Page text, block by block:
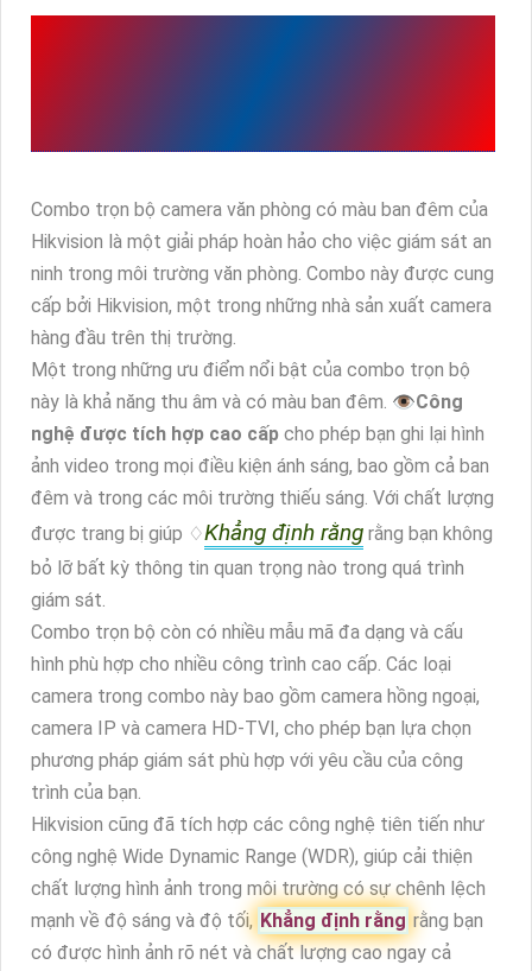
Combo trọn bộ camera văn phòng có màu ban đêm của
Hikvision là một giải pháp hoàn hảo cho việc giám sát an
ninh trong môi trường văn phòng. Combo này được cung
cấp bởi Hikvision, một trong những nhà sản xuất camera
hàng đầu trên thị trường.
Một trong những ưu điểm nổi bật của combo trọn bộ
này là khả năng thu âm và có màu ban đêm. 👁Công
nghệ được tích hợp cao cấp cho phép bạn ghi lại hình
ảnh video trong mọi điều kiện ánh sáng, bao gồm cả ban
đêm và trong các môi trường thiếu sáng. Với chất lượng
được trang bị giúp ♢Khẳng định rằng rằng bạn không
bỏ lỡ bất kỳ thông tin quan trọng nào trong quá trình
giám sát.
Combo trọn bộ còn có nhiều mẫu mã đa dạng và cấu
hình phù hợp cho nhiều công trình cao cấp. Các loại
camera trong combo này bao gồm camera hồng ngoại,
camera IP và camera HD-TVI, cho phép bạn lựa chọn
phương pháp giám sát phù hợp với yêu cầu của công
trình của bạn.
Hikvision cũng đã tích hợp các công nghệ tiên tiến như
công nghệ Wide Dynamic Range (WDR), giúp cải thiện
chất lượng hình ảnh trong môi trường có sự chênh lệch
mạnh về độ sáng và độ tối, Khẳng định rằng rằng bạn
có được hình ảnh rõ nét và chất lượng cao ngay cả